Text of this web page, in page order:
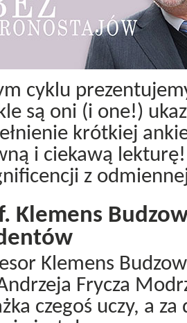
cyklu
są oni (i one!)
krótkiej
i ciekawą
z
Klemens
Klemens
Frycza
czegoś uczy, a